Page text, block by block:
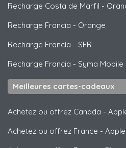
Recharge Costa de Marfil -
Recharge Francia - Orange
Recharge Francia - SFR
Recharge Francia - Syma Mobile
Meilleures cartes-cadeaux
Achetez ou offrez Canada -
Achetez ou offrez France -